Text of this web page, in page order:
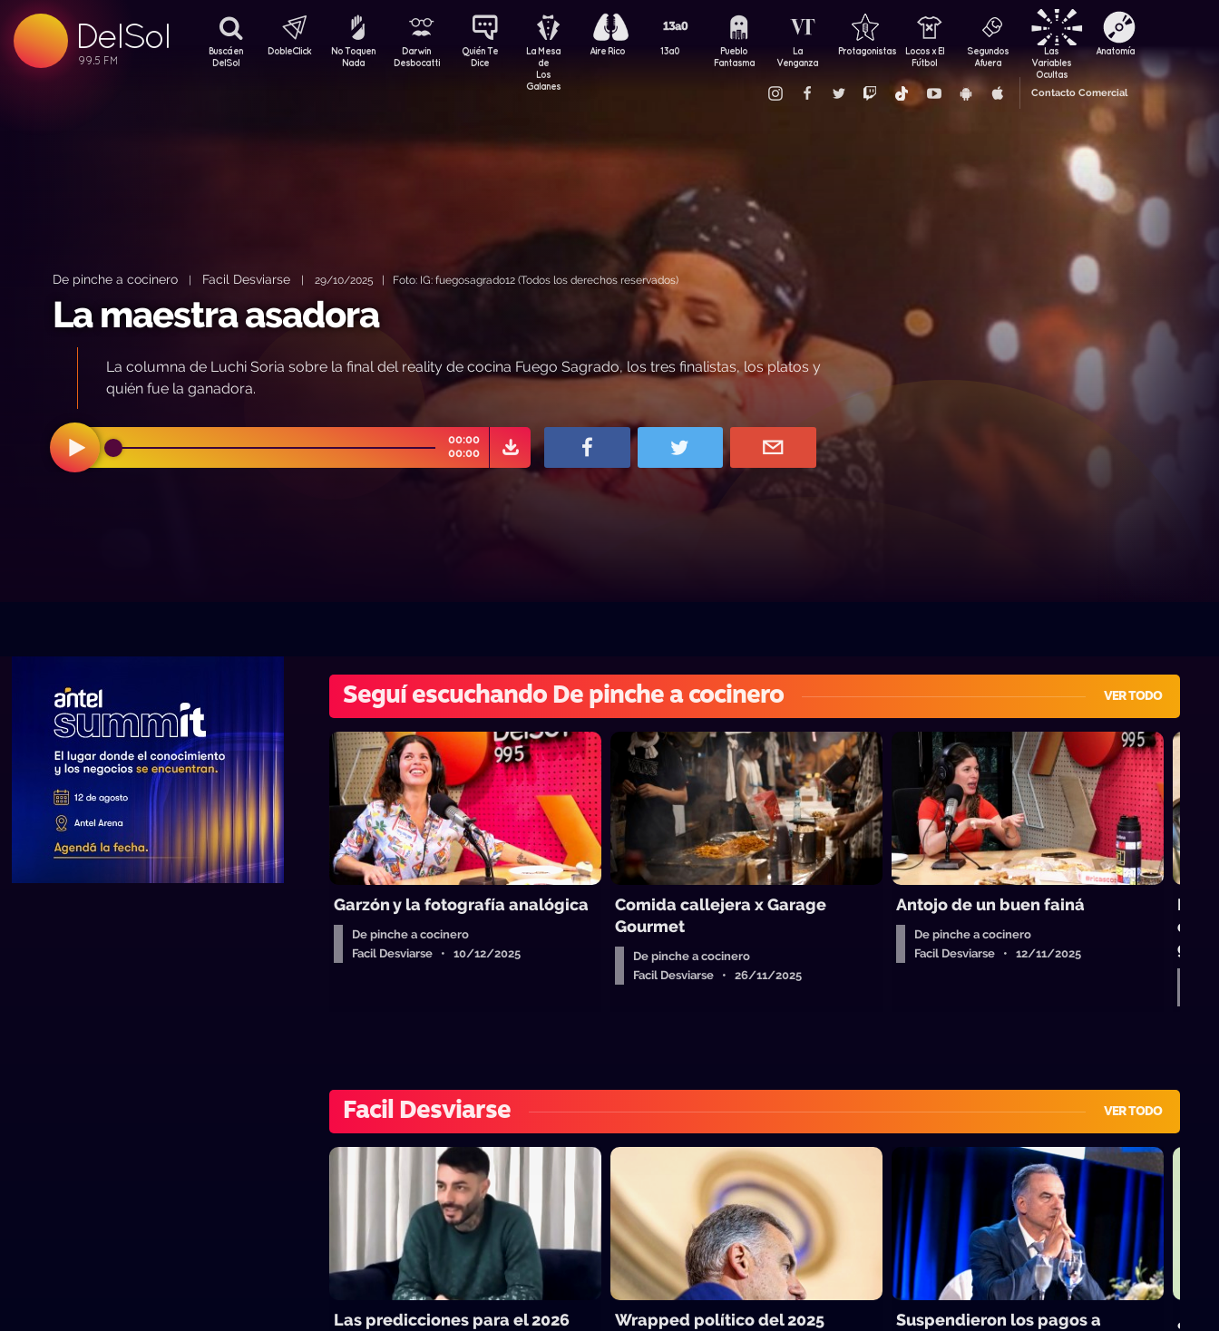
DelSol
99.5 FM
99.5 FM
99.5 FM
Buscá en
DelSol
DobleClick
No Toquen
Nada
Darwin
Desbocatti
Quién Te
Dice
La Mesa
de
Los
Galanes
Aire Rico 13a0
Pueblo
Fantasma
La
Venganza
Protagonistas
Locos x El
Fútbol
Segundos
Afuera
Las
Variables
Ocultas
Anatomía
Contacto Comercial
De pinche a cocinero| Facil Desviarse | 29/10/2025 | Foto: IG: fuegosagrado12 (Todos los derechos reservados)
La maestra asadora
La columna de Luchi Soria sobre la final del reality de cocina Fuego Sagrado, los tres finalistas, los platos y
quién fue la ganadora.
00:00
00:00
Seguí escuchando De pinche a cocinero VER TODO
Garzón y la fotografía analógica
De pinche a cocinero
Facil Desviarse • 10/12/2025
Comida callejera x Garage
Gourmet
De pinche a cocinero
Facil Desviarse • 26/11/2025
Antojo de un buen fainá
De pinche a cocinero
Facil Desviarse • 12/11/2025
La
Facil Desviarse VER TODO
Las predicciones para el 2026 Wrapped político del 2025
Suspendieron los pagos a